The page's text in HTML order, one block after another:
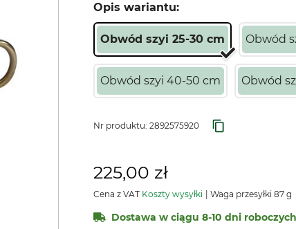
Opis wariantu:
Obwód szyi 25-30 cm Obwód
Obwód szyi 40-50 cm Obwód
Nr produktu: 2892575920
225,00 zł
Cena z VAT Koszty wysyłki Waga przesyłki 87 g
Dostawa w ciągu 8-10 dni